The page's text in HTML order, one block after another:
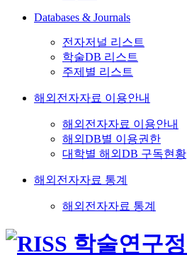
Databases & Journals
전자저널 리스트
학술DB 리스트
주제별 리스트
해외전자자료 이용안내
해외전자자료 이용안내
해외DB별 이용권한
대학별 해외DB 구독현황
해외전자자료 통계
해외전자자료 통계